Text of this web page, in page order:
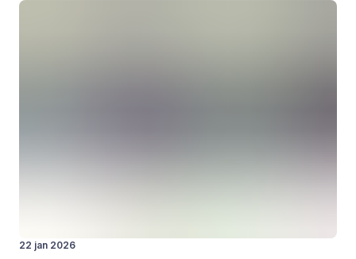
22 jan 2026